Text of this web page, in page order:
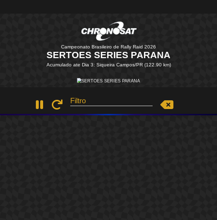
Campeonato Brasileiro de Rally Raid 2026
SERTOES SERIES
Acumulado ate Dia 3: Siqueira Campos/PR (122.90
Filtro